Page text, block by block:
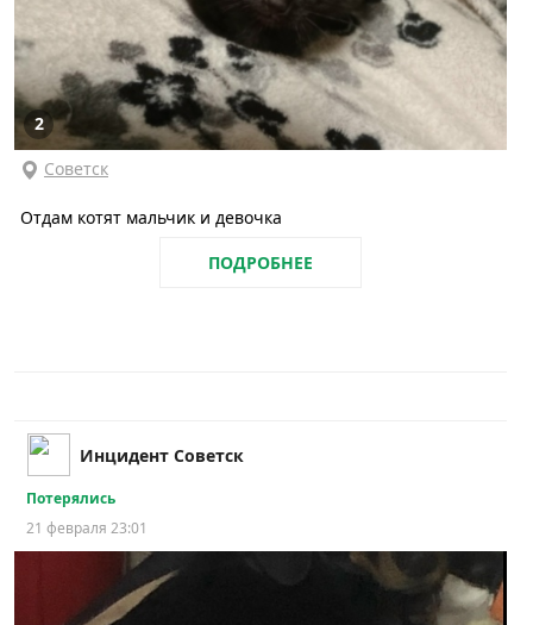
2
Советск
Отдам котят мальчик и девочка
ПОДРОБНЕЕ
Инцидент Советск
Потерялись
21 февраля 23:01